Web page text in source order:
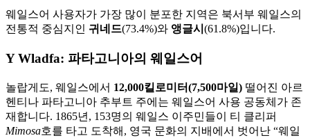
웨일스어 사용자가 가장 많이 분포한 지역은 북서부 웨일스의
전통적 중심지인 귀네드(73.4%)와 앵글시 (61.8%)입니다.
Y Wladfa: 파타고니아의 웨일스어
놀랍게도, 웨일스에서 12,000킬로미터(7,500마일) 떨어진 아르
헨티나 파타고니아 추부트 주에는 웨일스어 사용 공동체가 존
재합니다. 1865년, 153명의 웨일스 이주민들이 티 클리퍼
Mimosa호를 타고 도착해, 영국 문화의 지배에서 벗어난 “웨일